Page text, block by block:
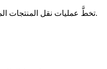
تخطَّ عمليات نقل المنتجات المكلفة وإعادة التصوير. يتيح لك مولد المكياج بالذكاء الاصطناعي تجربة العشرات من الإطلالات لكل صورة في دقائق، حتى تتمكن من تصميم الجمالية المثالية بشكل أسرع وأرخص.